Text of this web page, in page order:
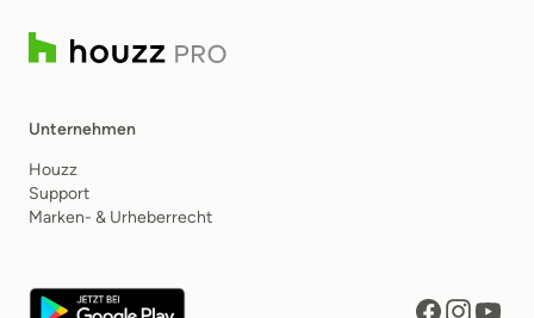
Unternehmen
Houzz
Support
Marken- & Urheberrecht